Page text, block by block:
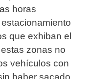
horas
que exhiban el
zonas no
vehículos con
haber sacado